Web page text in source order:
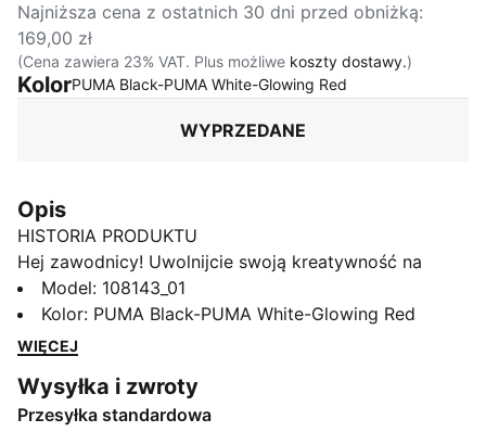
Najniższa cena z ostatnich 30 dni przed obniżką:
169,00 zł
(Cena zawiera 23% VAT. Plus możliwe koszty dostawy.)
KolorPUMA Black-PUMA White-Glowing Red
WYPRZEDANE
Opis
HISTORIA PRODUKTU
Hej zawodnicy! Uwolnijcie swoją kreatywność na
twardych i sztucznych nawierzchniach w butach
FUTURE 8 MATCH. Wyróżnia je miękka i lekka
cholewka z siateczki, innowacyjna konstrukcja korków
oraz technologia GripControl odpowiadająca za
doskonałą kontrolę nad piłką. Model ten jest dostępny
Model: 108143_01
Kolor: PUMA Black-PUMA White-Glowing Red
WIĘCEJ
Wysyłka i zwroty
Przesyłka standardowa